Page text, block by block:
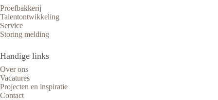
Proefbakkerij
Talentontwikkeling
Service
Storing melding
Handige links
Over ons
Vacatures
Projecten en inspiratie
Contact